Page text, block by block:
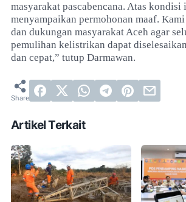
masyarakat pascabencana. Atas kondisi
menyampaikan permohonan maaf.
dan dukungan masyarakat Aceh agar
pemulihan kelistrikan dapat
dan cepat,” tutup Darmawan.
Artikel Terkait